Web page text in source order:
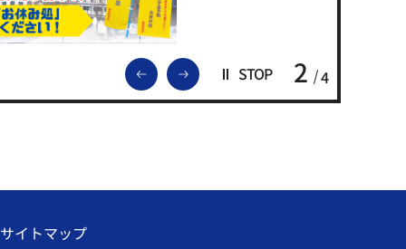
前のスライドを表示
次のスライドを表示
STOP 2 4
サイトマップ